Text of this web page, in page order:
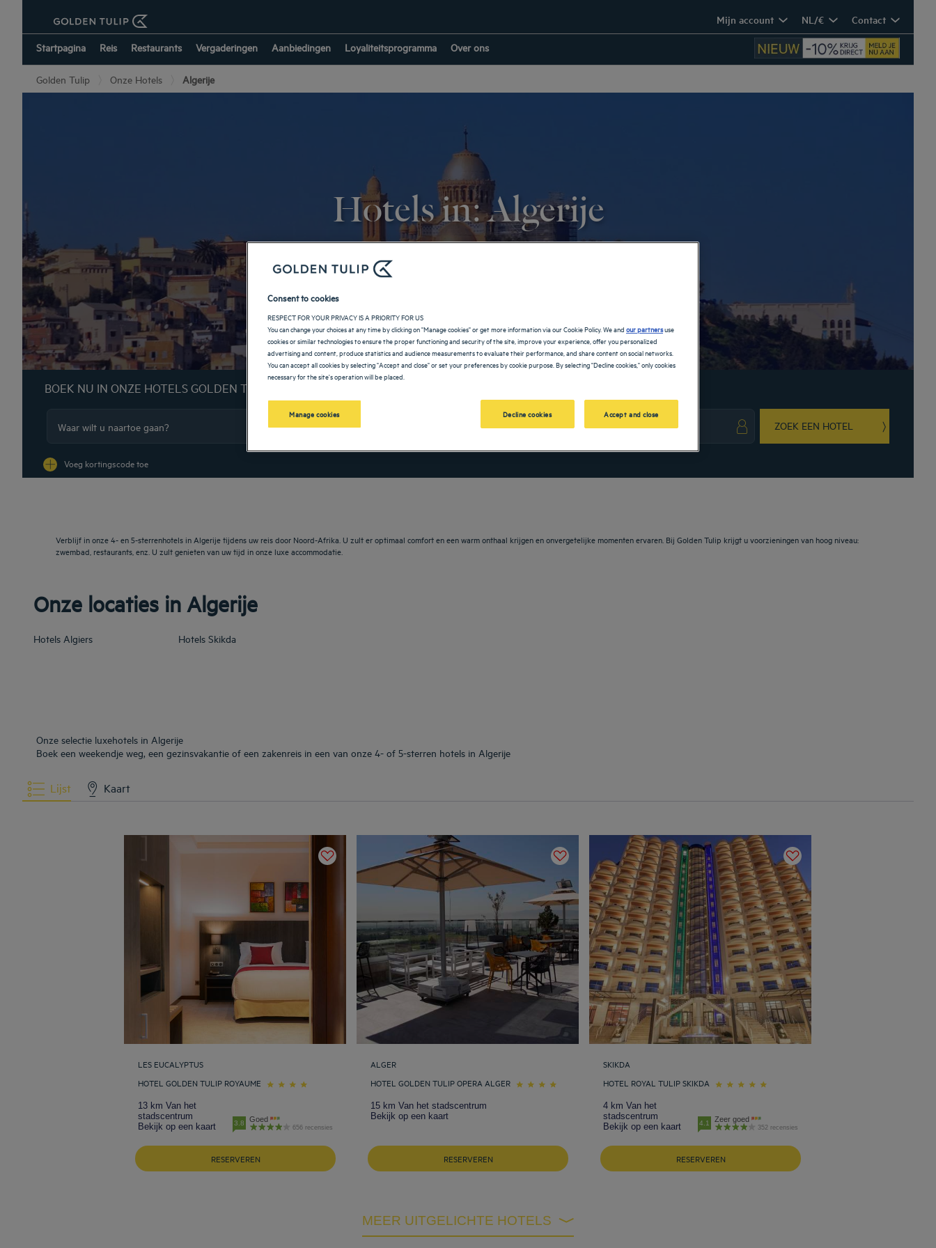
Mijn account NL/€ Contact
Startpagina Reis Restaurants Vergaderingen Aanbiedingen Loyaliteitsprogramma Over ons
Golden Tulip Onze Hotels Algerije
Hotels in: Algerije
BOEK NU IN ONZE HOTELS GOLDEN TULIP
Navigate forward to interact with the calendar and select a date. Press the question mark key to get the keyboard shortcuts for changing dates.
Navigate backward to interact with the calendar and select a date. Press the question mark key to get the keyboard shortcuts for changing
ZOEK EEN HOTEL
Voeg kortingscode toe
Verblijf in onze 4- en 5-sterrenhotels in Algerije tijdens uw reis door Noord-Afrika. U zult er optimaal comfort en een warm onthaal krijgen en onvergetelijke momenten ervaren. Bij Golden Tulip krijgt u voorzieningen van hoog niveau:
zwembad, restaurants, enz. U zult genieten van uw tijd in onze luxe accommodatie.
Onze locaties in Algerije
Hotels Algiers Hotels Skikda
Onze selectie luxehotels in Algerije
Boek een weekendje weg, een gezinsvakantie of een zakenreis in een van onze 4- of 5-sterren hotels in Algerije
Lijst Kaart
LES EUCALYPTUS
HOTEL GOLDEN TULIP ROYAUME
13 km Van het
stadscentrum
Bekijk op een kaart
3.8 Goed
656 recensies
RESERVEREN
ALGER
HOTEL GOLDEN TULIP OPERA ALGER
15 km Van het stadscentrum
Bekijk op een kaart
RESERVEREN
SKIKDA
HOTEL ROYAL TULIP SKIKDA
4 km Van het
stadscentrum
Bekijk op een kaart
4.1 Zeer goed
352 recensies
RESERVEREN
MEER UITGELICHTE HOTELS
Consent to cookies
RESPECT FOR YOUR PRIVACY IS A PRIORITY FOR US
You can change your choices at any time by clicking on "Manage cookies" or get more information via our Cookie Policy. We andour partnersuse
cookies or similar technologies to ensure the proper functioning and security of the site, improve your experience, offer you personalized
advertising and content, produce statistics and audience measurements to evaluate their performance, and share content on social networks.
You can accept all cookies by selecting "Accept and close" or set your preferences by cookie purpose. By selecting "Decline cookies," only cookies
necessary for the site's operation will be placed.
Manage cookies Decline cookies Accept and close